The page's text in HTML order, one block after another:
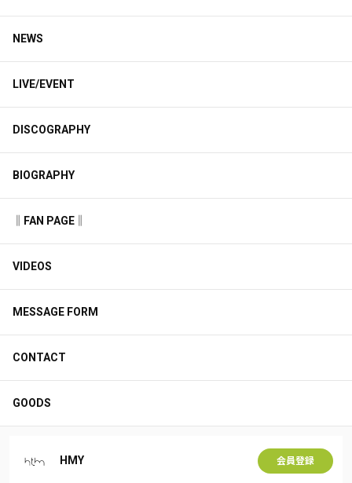
NEWS
LIVE/EVENT
DISCOGRAPHY
BIOGRAPHY
‖FAN PAGE‖
VIDEOS
MESSAGE FORM
CONTACT
GOODS
HMY 会員登録